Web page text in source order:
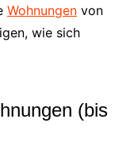
Wohnungenvon
wie sich
(bis